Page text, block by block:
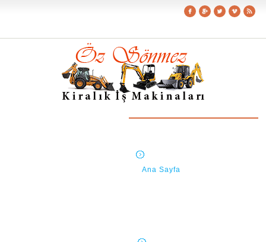
Ana Sayfa